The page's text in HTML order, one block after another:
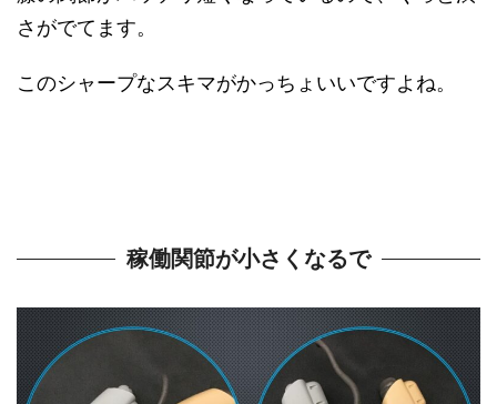
さがでてます。
このシャープなスキマがかっちょいいですよね。
稼働関節が小さくなるで